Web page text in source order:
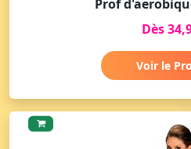
Prof
Dès
Voir le